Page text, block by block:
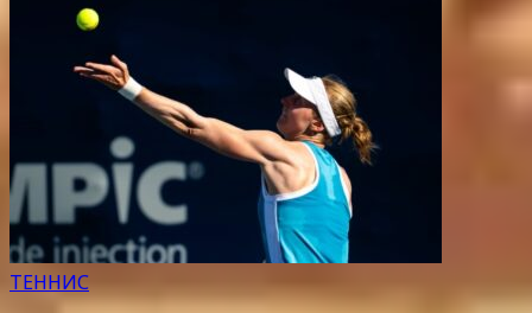
ТЕННИС